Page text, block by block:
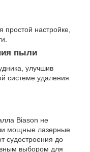
простой настройке,
пыли
улучшив
системе удаления
Biason не
мощные лазерные
судостроения до
выбором для